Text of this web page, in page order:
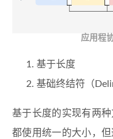
应用程
基于长度
基础终结符（
基于长度的实现有两
都使用统一的大小，